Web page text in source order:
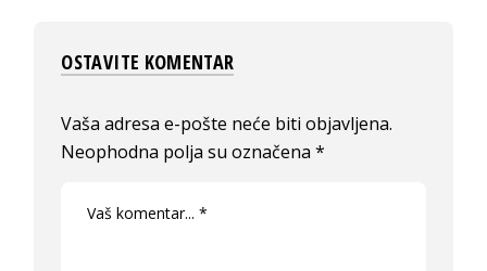
OSTAVITE KOMENTAR
Vaša adresa e-pošte neće biti objavljena.
Neophodna polja su označena*